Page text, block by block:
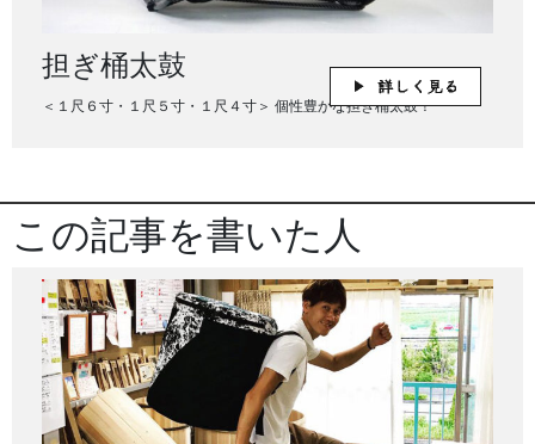
担ぎ桶太鼓
＜１尺６寸・１尺５寸・１尺４寸＞ 個性豊かな担ぎ桶太鼓！
この記事を書いた人